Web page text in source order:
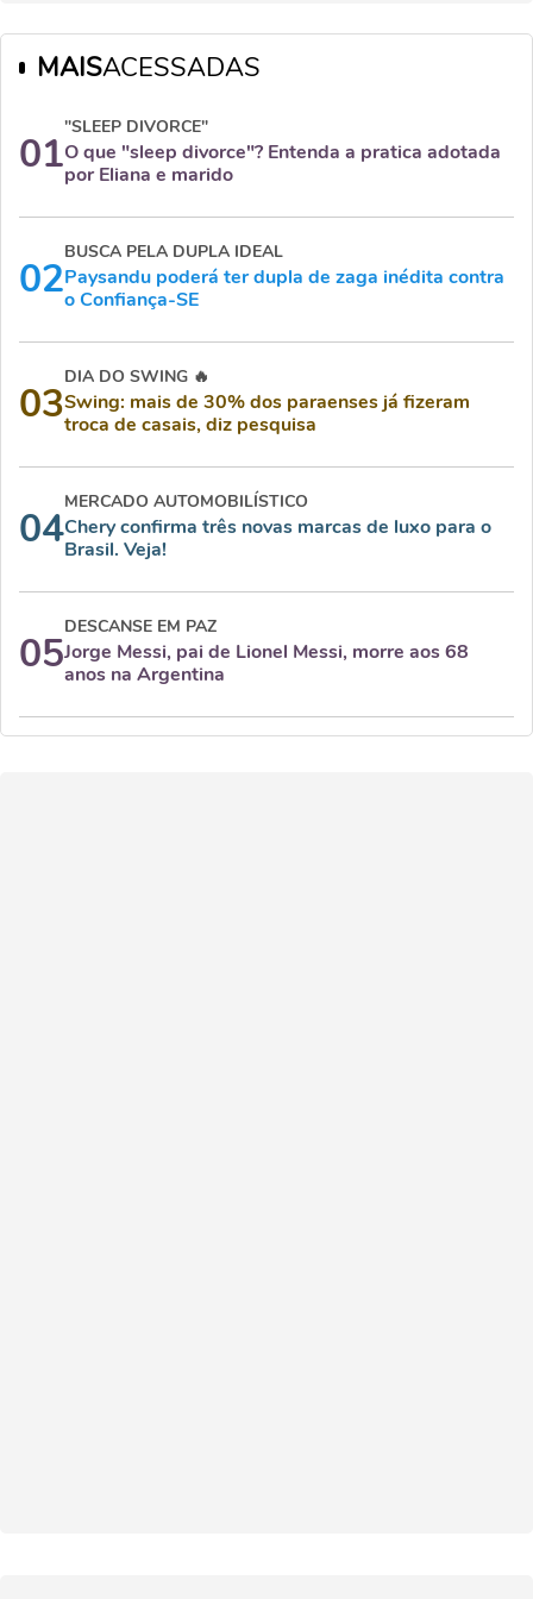
MAISACESSADAS
01
"SLEEP DIVORCE"
O que "sleep divorce"? Entenda a pratica adotada
por Eliana e marido
02
BUSCA PELA DUPLA IDEAL
Paysandu poderá ter dupla de zaga inédita contra
o Confiança-SE
03
DIA DO SWING 🔥
Swing: mais de 30% dos paraenses já fizeram
troca de casais, diz pesquisa
04
MERCADO AUTOMOBILÍSTICO
Chery confirma três novas marcas de luxo para o
Brasil. Veja!
05
DESCANSE EM PAZ
Jorge Messi, pai de Lionel Messi, morre aos 68
anos na Argentina